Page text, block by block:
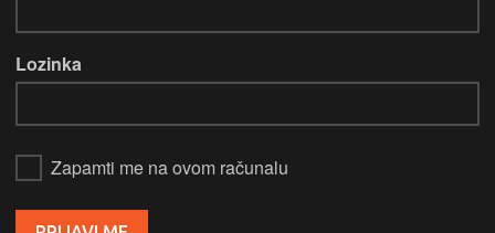
Lozinka
Zapamti me na ovom računalu